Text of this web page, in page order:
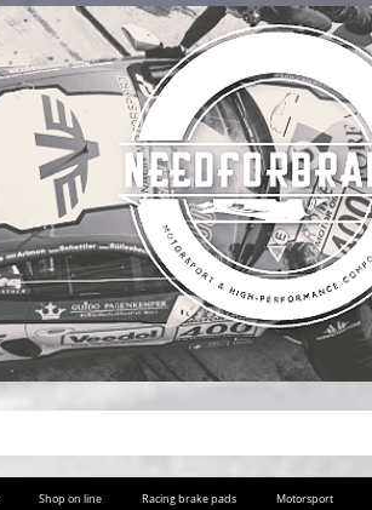
Shop on line Racing brake pads Motorsport